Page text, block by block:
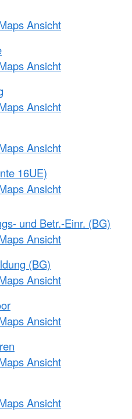
Ansicht
Ansicht
Ansicht
Ansicht
16UE)
Ansicht
und Betr.-Einr. (BG)
Ansicht
(BG)
Ansicht
Ansicht
Ansicht
Ansicht